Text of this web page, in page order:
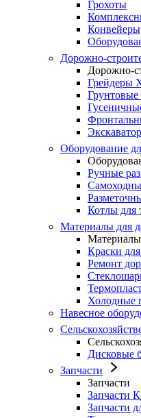
Грохоты
Конвейеры
Дорожно-
Дорожно-
Грейдеры
Оборудование
Ручные
Котлы для
Материалы для
Краски
Ремонт
Холодные
Навесное
Дисковые
Запчасти
Запчасти
Запчасти
Запчасти